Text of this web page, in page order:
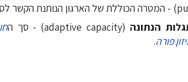
הנתונה (adaptive capacity) - סך ה
פורה.